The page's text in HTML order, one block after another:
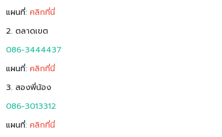
แผนที่: คลิกที่นี่
2. ตลาดเขต
086-3444437
แผนที่: คลิกที่นี่
3. สองพี่น้อง
086-3013312
แผนที่: คลิกที่นี่